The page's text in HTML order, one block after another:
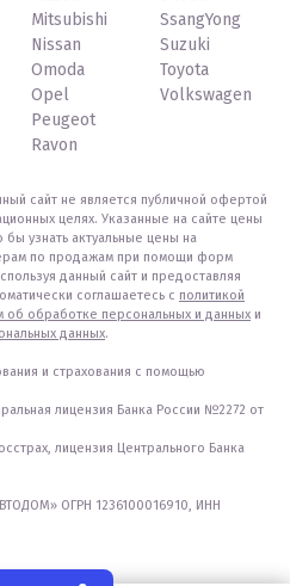
Mitsubishi
Nissan
Omoda
Opel
Peugeot
Ravon
SsangYong
Suzuki
Toyota
Volkswagen
сайт не является публичной офертой
целях. Указанные на сайте цены
узнать актуальные цены на
по продажам при помощи форм
данный сайт и предоставляя
соглашаетесь с политикой
обработке персональных и данных и
данных.
и страхования с помощью
лицензия Банка России №2272 от
лицензия Центрального Банка
ОГРН 1236100016910, ИНН